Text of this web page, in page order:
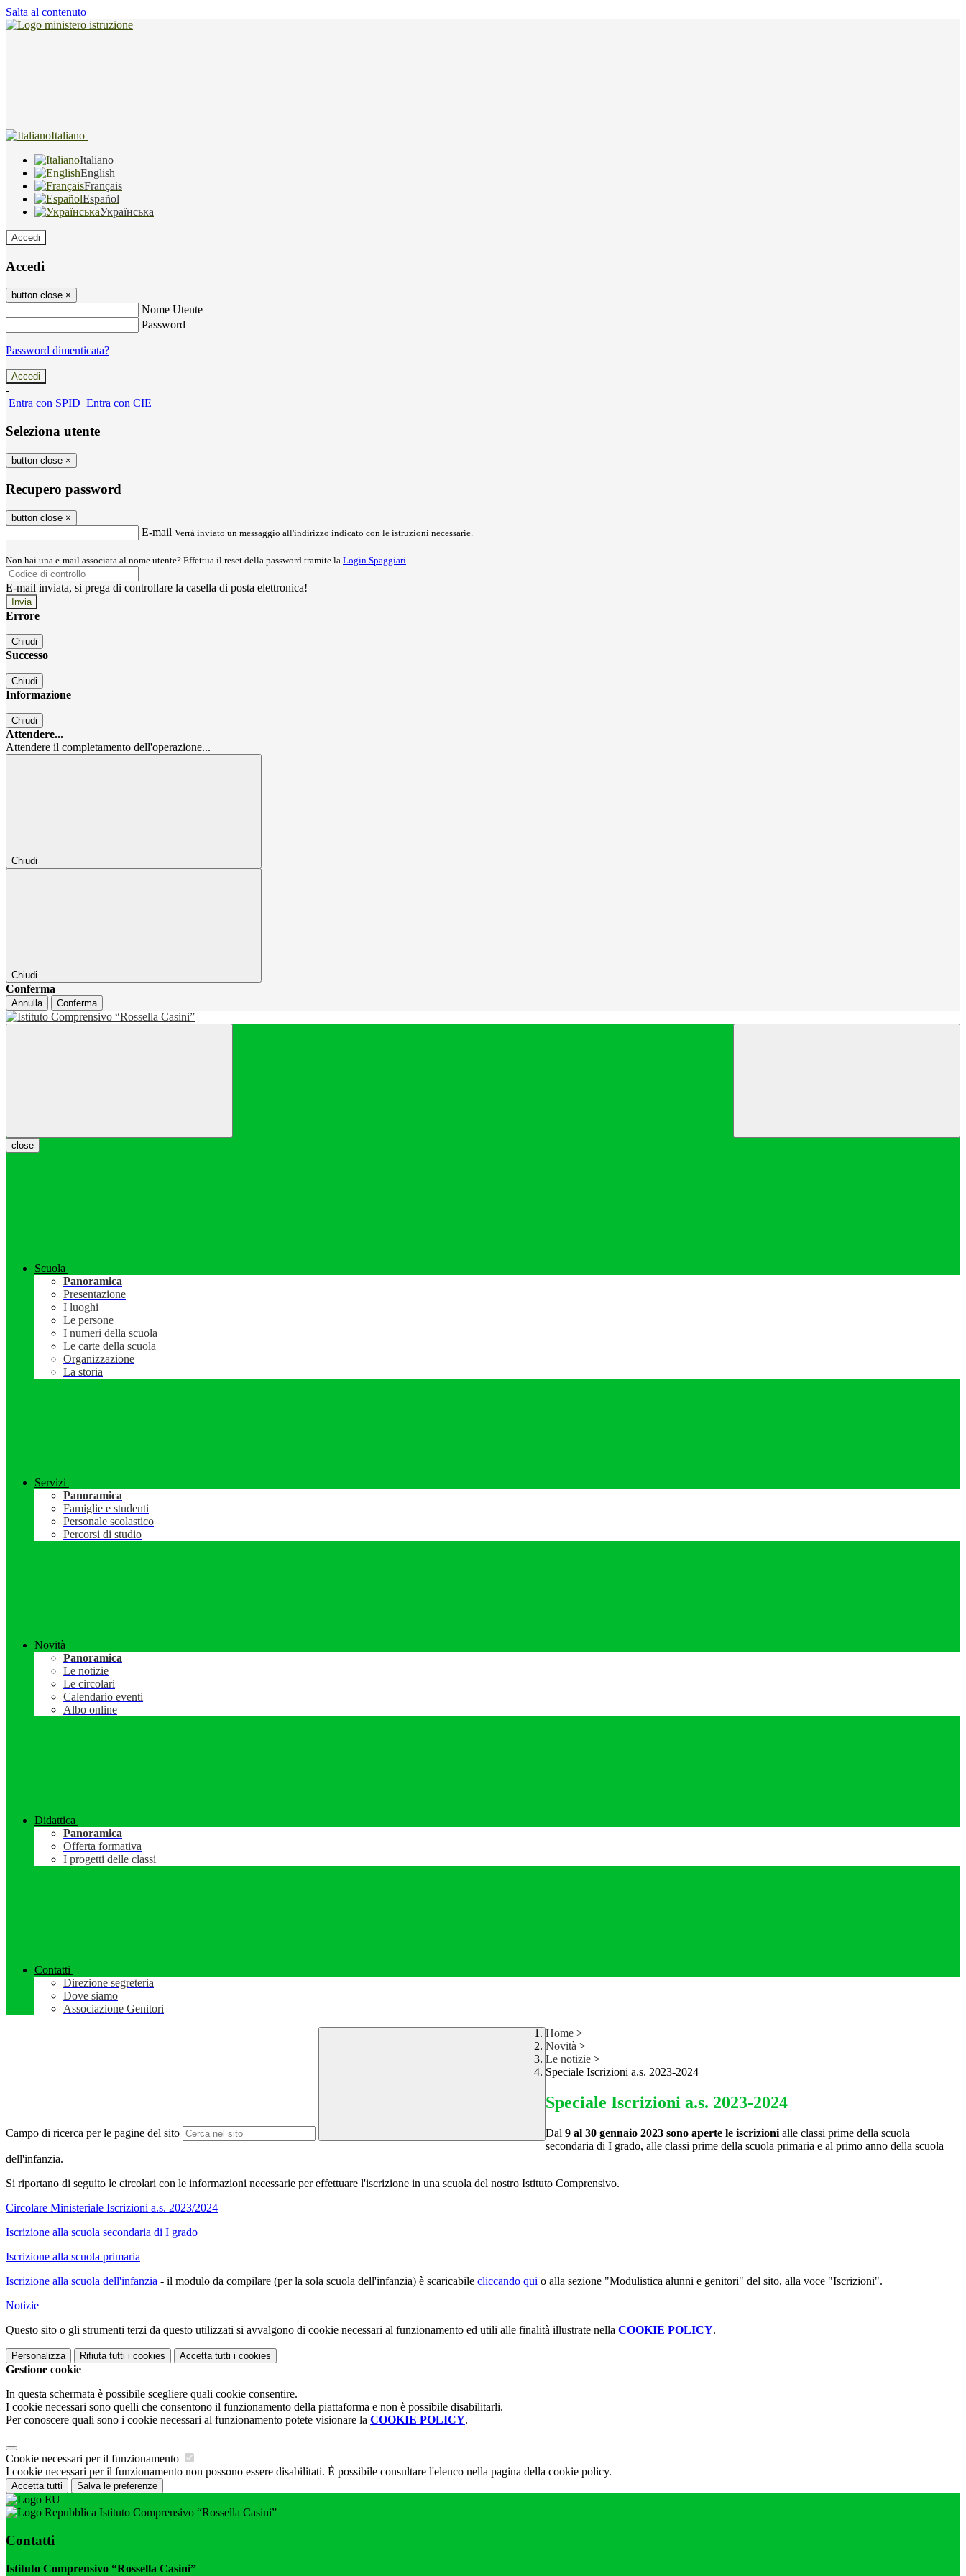
Salta al contenuto
Italiano
Italiano
English
Français
Español
Українська
Accedi
Accedi
button close ×
Nome Utente
Password
Password dimenticata?
-
Entra con SPID Entra con CIE
Seleziona utente
button close ×
Recupero password
button close ×
E-mail Verrà inviato un messaggio all'indirizzo indicato con le istruzioni necessarie.
Non hai una e-mail associata al nome utente? Effettua il reset della password tramite la Login Spaggiari
E-mail inviata, si prega di controllare la casella di posta elettronica!
Errore
Chiudi
Successo
Chiudi
Informazione
Chiudi
Attendere...
Attendere il completamento dell'operazione...
Chiudi
Chiudi
Conferma
Annulla Conferma
close
Scuola
Panoramica
Presentazione
I luoghi
Le persone
I numeri della scuola
Le carte della scuola
Organizzazione
La storia
Servizi
Panoramica
Famiglie e studenti
Personale scolastico
Percorsi di studio
Novità
Panoramica
Le notizie
Le circolari
Calendario eventi
Albo online
Didattica
Panoramica
Offerta formativa
I progetti delle classi
Contatti
Direzione segreteria
Dove siamo
Associazione Genitori
Campo di ricerca per le pagine del sito
Home >
Novità >
Le notizie >
Speciale Iscrizioni a.s. 2023-2024
Speciale Iscrizioni a.s. 2023-2024
Dal 9 al 30 gennaio 2023 sono aperte le iscrizioni alle classi prime della scuola
secondaria di I grado, alle classi prime della scuola primaria e al primo anno della scuola
dell'infanzia.
Si riportano di seguito le circolari con le informazioni necessarie per effettuare l'iscrizione in una scuola del nostro Istituto Comprensivo.
Circolare Ministeriale Iscrizioni a.s. 2023/2024
Iscrizione alla scuola secondaria di I grado
Iscrizione alla scuola primaria
Iscrizione alla scuola dell'infanzia - il modulo da compilare (per la sola scuola dell'infanzia) è scaricabile cliccando qui o alla sezione "Modulistica alunni e genitori" del sito, alla voce "Iscrizioni".
Notizie
Questo sito o gli strumenti terzi da questo utilizzati si avvalgono di cookie necessari al funzionamento ed utili alle finalità illustrate nella COOKIE POLICY.
Personalizza Rifiuta tutti i cookies Accetta tutti i cookies
Gestione cookie
In questa schermata è possibile scegliere quali cookie consentire.
I cookie necessari sono quelli che consentono il funzionamento della piattaforma e non è possibile disabilitarli.
Per conoscere quali sono i cookie necessari al funzionamento potete visionare la COOKIE POLICY.
Cookie necessari per il funzionamento
I cookie necessari per il funzionamento non possono essere disabilitati. È possibile consultare l'elenco nella pagina della cookie policy.
Accetta tutti Salva le preferenze
Istituto Comprensivo “Rossella Casini”
Contatti
Istituto Comprensivo “Rossella Casini”